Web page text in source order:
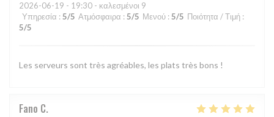
2026-06-19 - 19:30 - καλεσμένοι 9
Υπηρεσία : 5/5 Ατμόσφαιρα : 5/5 Μενού : 5/5 Ποιότητα / Τιμή :
5/5
Les serveurs sont très agréables, les plats très bons !
Fano C